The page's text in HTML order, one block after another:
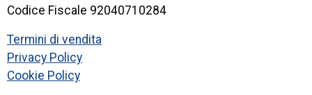
Codice Fiscale 92040710284
Termini di vendita
Privacy Policy
Cookie Policy